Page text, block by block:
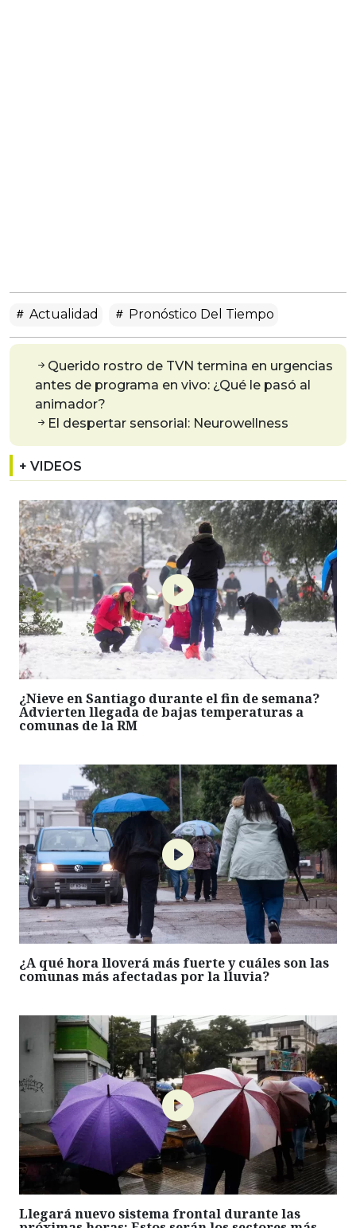
Actualidad Pronóstico Del Tiempo
Querido rostro de TVN termina en urgencias
antes de programa en vivo: ¿Qué le pasó al
animador?
El despertar sensorial: Neurowellness
+ VIDEOS
¿Nieve en Santiago durante el fin de semana?
Advierten llegada de bajas temperaturas a
comunas de la RM
¿A qué hora lloverá más fuerte y cuáles son las
comunas más afectadas por la lluvia?
Llegará nuevo sistema frontal durante las